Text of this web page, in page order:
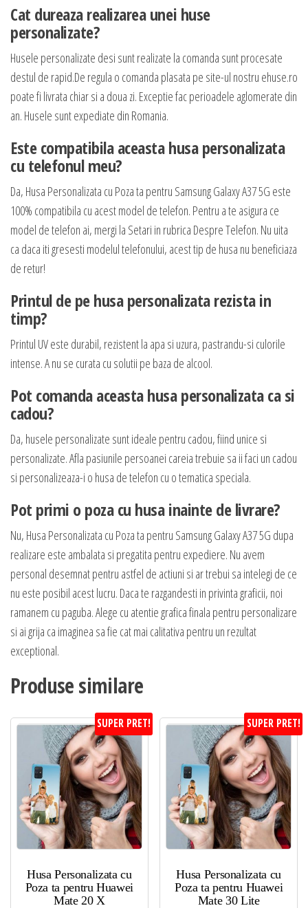
Cat dureaza realizarea unei huse
personalizate?
Husele personalizate desi sunt realizate la comanda sunt procesate
destul de rapid.De regula o comanda plasata pe site-ul nostru ehuse.ro
poate fi livrata chiar si a doua zi. Exceptie fac perioadele aglomerate din
an. Husele sunt expediate din Romania.
Este compatibila aceasta husa personalizata
cu telefonul meu?
Da, Husa Personalizata cu Poza ta pentru Samsung Galaxy A37 5G este
100% compatibila cu acest model de telefon. Pentru a te asigura ce
model de telefon ai, mergi la Setari in rubrica Despre Telefon. Nu uita
ca daca iti gresesti modelul telefonului, acest tip de husa nu beneficiaza
de retur!
Printul de pe husa personalizata rezista in
timp?
Printul UV este durabil, rezistent la apa si uzura, pastrandu-si culorile
intense. A nu se curata cu solutii pe baza de alcool.
Pot comanda aceasta husa personalizata ca si
cadou?
Da, husele personalizate sunt ideale pentru cadou, fiind unice si
personalizate. Afla pasiunile persoanei careia trebuie sa ii faci un cadou
si personalizeaza-i o husa de telefon cu o tematica speciala.
Pot primi o poza cu husa inainte de livrare?
Nu, Husa Personalizata cu Poza ta pentru Samsung Galaxy A37 5G dupa
realizare este ambalata si pregatita pentru expediere. Nu avem
personal desemnat pentru astfel de actiuni si ar trebui sa intelegi de ce
nu este posibil acest lucru. Daca te razgandesti in privinta graficii, noi
ramanem cu paguba. Alege cu atentie grafica finala pentru personalizare
si ai grija ca imaginea sa fie cat mai calitativa pentru un rezultat
exceptional.
Produse similare
SUPER PRET!
Husa Personalizata cu
Poza ta pentru Huawei
Mate 20 X
SUPER PRET!
Husa Personalizata cu
Poza ta pentru Huawei
Mate 30 Lite